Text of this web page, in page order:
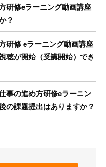
研修eラーニング動画講座
？
研修 eラーニング動画講座
聴が開始（受講開始）でき
事の進め方研修eラーニン
の課題提出はありますか？